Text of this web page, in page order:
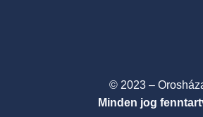
© 2023 –
Minden jog